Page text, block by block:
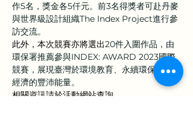
作5名，獎金各5仟元。前3名得獎者可赴丹麥
與世界級設計組織The Index Project進行參
訪交流。
此外，本次競賽亦將選出20件入圍作品，由
環保署推薦參與INDEX: AWARD 2023國際
競賽，展現臺灣於環境教育、永續環保與循環
經濟的豐沛能量。
相關資訊請於活動網站查詢